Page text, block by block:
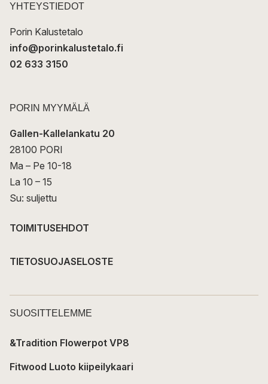
t
YHTEYSTIEDOT
Porin Kalustetalo
info@porinkalustetalo.fi
02 633 3150
PORIN MYYMÄLÄ
Gallen-Kallelankatu 20
28100 PORI
Ma – Pe 10-18
La 10 – 15
Su: suljettu
TOIMITUSEHDOT
TIETOSUOJASELOSTE
SUOSITTELEMME
&Tradition Flowerpot VP8
Fitwood Luoto kiipeilykaari